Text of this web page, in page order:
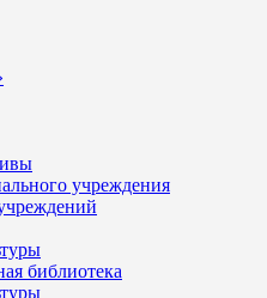
учреждения
библиотека